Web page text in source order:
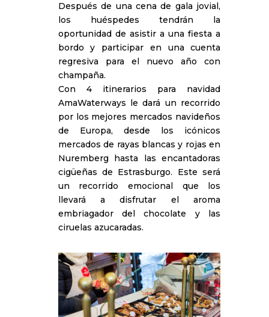
Después de una cena de gala jovial,
los huéspedes tendrán la
oportunidad de asistir a una fiesta a
bordo y participar en una cuenta
regresiva para el nuevo año con
champaña.
Con 4 itinerarios para navidad
AmaWaterways le dará un recorrido
por los mejores mercados navideños
de Europa, desde los icónicos
mercados de rayas blancas y rojas en
Nuremberg hasta las encantadoras
cigüeñas de Estrasburgo. Este será
un recorrido emocional que los
llevará a disfrutar el aroma
embriagador del chocolate y las
ciruelas azucaradas.